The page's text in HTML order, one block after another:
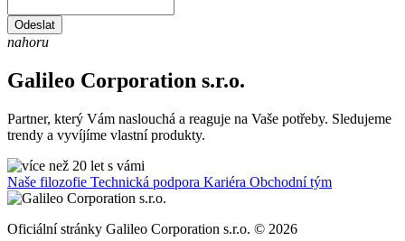
Odeslat
nahoru
Galileo Corporation s.r.o.
Partner, který Vám naslouchá a reaguje na Vaše potřeby. Sledujeme
trendy a vyvíjíme vlastní produkty.
Naše filozofie Technická podpora Kariéra Obchodní tým
Oficiální stránky Galileo Corporation s.r.o. © 2026